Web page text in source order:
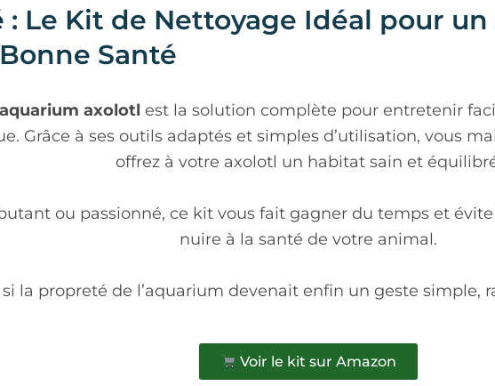
: Le Kit de Nettoyage Idéal pour
Santé
axolotl est la solution complète pour entretenir
Grâce à ses outils adaptés et simples d’utilisation, vous
offrez à votre axolotl un habitat sain et
ou passionné, ce kit vous fait gagner du temps et
nuire à la santé de votre animal.
si la propreté de l’aquarium devenait enfin un geste simple,
Voir le kit sur Amazon